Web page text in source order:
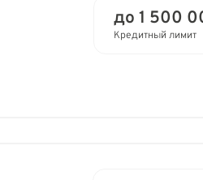
до 1 500
Кредитный лимит